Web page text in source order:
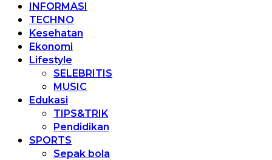
INFORMASI
TECHNO
Kesehatan
Ekonomi
Lifestyle
SELEBRITIS
MUSIC
Edukasi
TIPS&TRIK
Pendidikan
SPORTS
Sepak bola